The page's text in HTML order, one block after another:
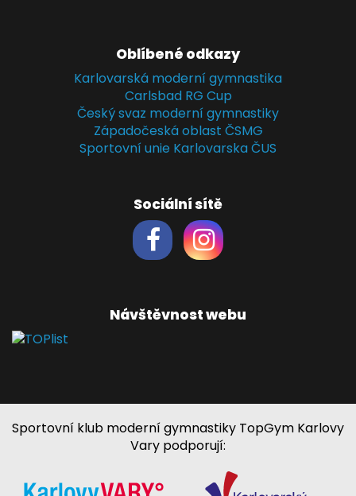
Oblíbené odkazy
Karlovarská moderní gymnastika
Carlsbad RG Cup
Český svaz moderní gymnastiky
Západočeská oblast ČSMG
Sportovní unie Karlovarska ČUS
Sociální sítě
Návštěvnost webu
Sportovní klub moderní gymnastiky TopGym Karlovy
Vary podporují: